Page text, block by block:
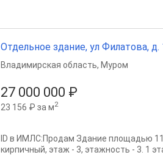
Отдельное здание, ул Филатова,
27 000 000 ₽
23 156 ₽ за м2
Владимирская область, Муром
ID в ИМЛС:Продам Здание площадью
кирпичный, этаж - 3, этажность - 3. 1